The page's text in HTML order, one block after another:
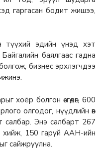
гаргасан бодит жишээ,
түүхий эдийн үнэд хэт
Байгалийн баялгаас гадна
бизнес эрхлэгчдээ
хоёр болгон өсгөдөг, 600
олгодог, нүүдлийн өв
салбар. Энэ салбарт 267
хийж, 150 гаруй ААН-ийн
сайжруулна.